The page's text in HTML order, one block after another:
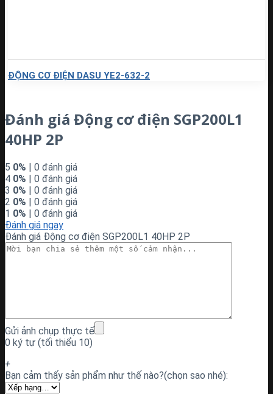
ĐỘNG CƠ ĐIỆN DASU YE2-632-2
Đánh giá Động cơ điện SGP200L1
40HP 2P
5 0% | 0 đánh giá
4 0% | 0 đánh giá
3 0% | 0 đánh giá
2 0% | 0 đánh giá
1 0% | 0 đánh giá
Đánh giá ngay
Đánh giá Động cơ điện SGP200L1 40HP 2P
Gửi ảnh chụp thực tế
0 ký tự (tối thiểu 10)
+
Bạn cảm thấy sản phẩm như thế nào?(chọn sao nhé):